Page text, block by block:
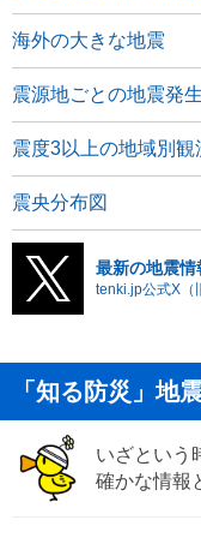
海外の大きな地震
震源地ごとの地震発
震度3以上の地域別観
震央分布図
最新の地震情
tenki.jp公式X（
「知る防災」地
いざという
確かな情報